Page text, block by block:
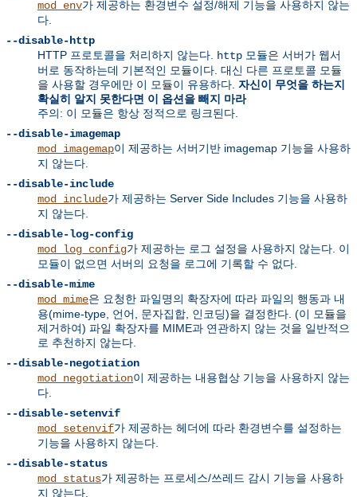
mod_env가 제공하는 환경변수 설정/해제 기능을 사용하지 않는
다.
--disable-http
HTTP 프로토콜을 처리하지 않는다. http 모듈은 서버가 웹서
버로 동작하는데 기본적인 모듈이다. 대신 다른 프로토콜 모듈
을 사용할 경우에만 이 모듈이 유용하다. 자신이 무엇을 하는지
확실히 알지 못한다면 이 옵션을 빼지 마라
주의: 이 모듈은 항상 정적으로 링크된다.
--disable-imagemap
mod_imagemap이 제공하는 서버기반 imagemap 기능을 사용하
지 않는다.
--disable-include
mod_include가 제공하는 Server Side Includes 기능을 사용하
지 않는다.
--disable-log-config
mod_log_config가 제공하는 로그 설정을 사용하지 않는다. 이
모듈이 없으면 서버의 요청을 로그에 기록할 수 없다.
--disable-mime
mod_mime은 요청한 파일명의 확장자에 따라 파일의 행동과 내
용(mime-type, 언어, 문자집합, 인코딩)을 결정한다. (이 모듈을
제거하여) 파일 확장자를 MIME과 연관하지 않는 것을 일반적으
로 추천하지 않는다.
--disable-negotiation
mod_negotiation이 제공하는 내용협상 기능을 사용하지 않는
다.
--disable-setenvif
mod_setenvif가 제공하는 헤더에 따라 환경변수를 설정하는
기능을 사용하지 않는다.
--disable-status
mod_status가 제공하는 프로세스/쓰레드 감시 기능을 사용하
지 않는다.